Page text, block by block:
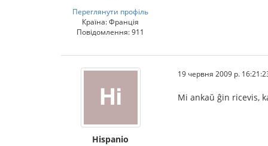
Переглянути профіль
Країна: Франція
Повідомлення: 911
Hispanio
19 червня 2009 р.
Mi ankaŭ ĝin ricevis,